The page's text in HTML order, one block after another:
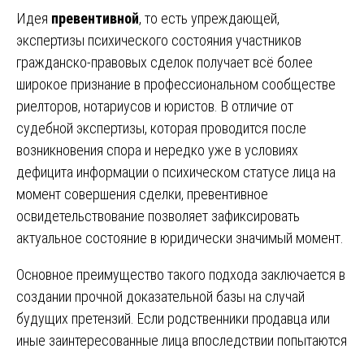
Идея превентивной, то есть упреждающей,
экспертизы психического состояния участников
гражданско-правовых сделок получает всё более
широкое признание в профессиональном сообществе
риелторов, нотариусов и юристов. В отличие от
судебной экспертизы, которая проводится после
возникновения спора и нередко уже в условиях
дефицита информации о психическом статусе лица на
момент совершения сделки, превентивное
освидетельствование позволяет зафиксировать
актуальное состояние в юридически значимый момент.
Основное преимущество такого подхода заключается в
создании прочной доказательной базы на случай
будущих претензий. Если родственники продавца или
иные заинтересованные лица впоследствии попытаются